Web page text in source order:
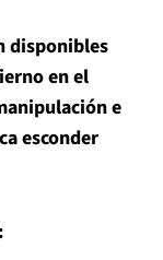
disponibles
en el
e
esconder